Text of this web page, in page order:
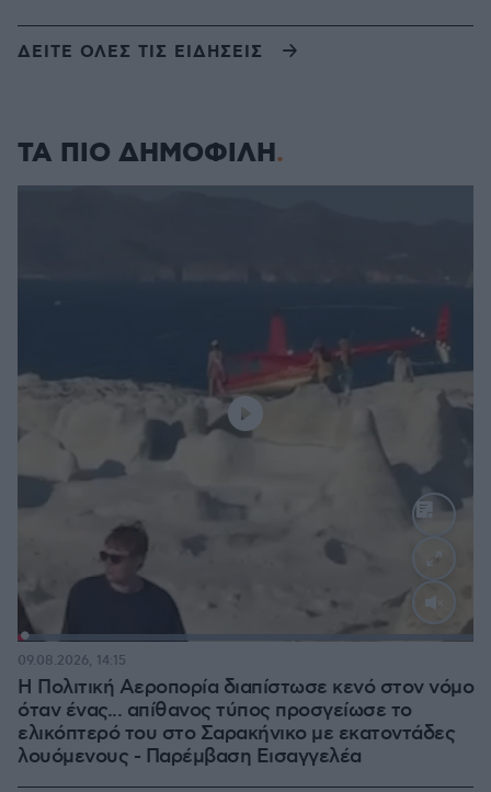
ΔΕΙΤΕ ΟΛΕΣ ΤΙΣ ΕΙΔΗΣΕΙΣ
ΤΑ ΠΙΟ ΔΗΜΟΦΙΛΗ
Η Πολιτική Αεροπορία διαπίστωσε κενό στον νόμο
όταν ένας... απίθανος τύπος προσγείωσε το
ελικόπτερό του στο Σαρακήνικο με εκατοντάδες
λουόμενους - Παρέμβαση Εισαγγελέα
09.08.2026, 14:15